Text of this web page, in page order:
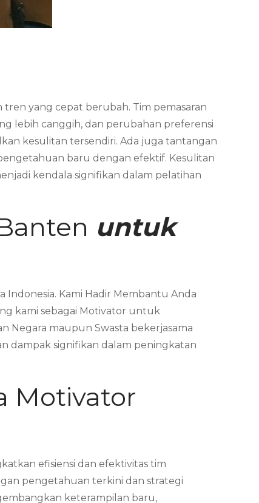
yang cepat berubah. Tim pemasaran
lebih canggih, dan perubahan preferensi
kesulitan tersendiri. Ada juga tantangan
baru dengan efektif. Kesulitan
kendala signifikan dalam pelatihan
untuk
Indonesia. Kami Hadir Membantu Anda
kami sebagai Motivator untuk
Negara maupun Swasta bekerjasama
dampak signifikan dalam peningkatan
Motivator
efisiensi dan efektivitas tim
pengetahuan terkini dan strategi
keterampilan baru,